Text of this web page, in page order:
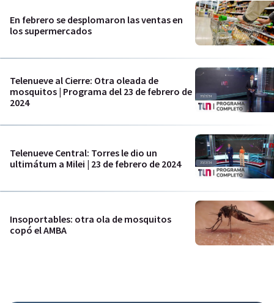
En febrero se desplomaron las ventas en
los supermercados
Telenueve al Cierre: Otra oleada de
mosquitos | Programa del 23 de febrero de
2024
Telenueve Central: Torres le dio un
ultimátum a Milei | 23 de febrero de 2024
Insoportables: otra ola de mosquitos
copó el AMBA